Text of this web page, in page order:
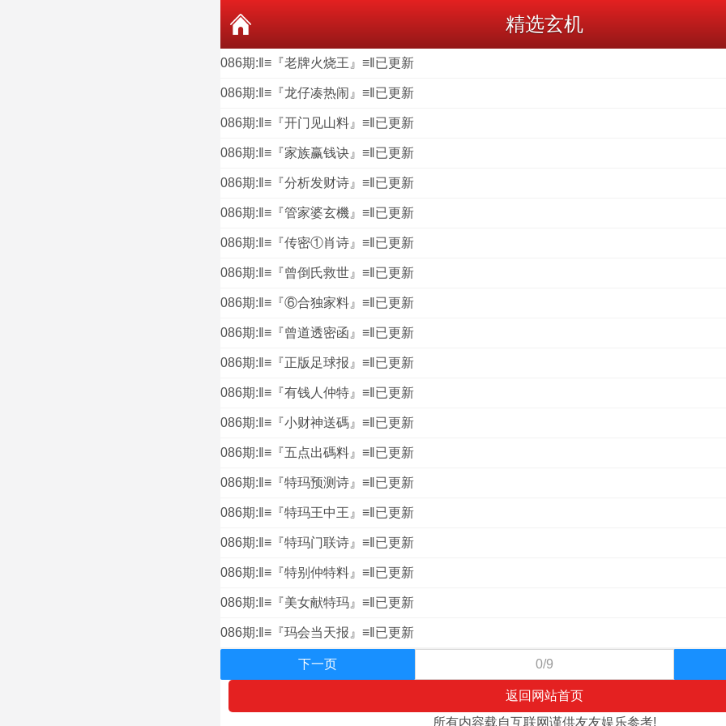
精选玄机
086期:‖≡『老牌火烧王』≡‖已更新
086期:‖≡『龙仔凑热闹』≡‖已更新
086期:‖≡『开门见山料』≡‖已更新
086期:‖≡『家族赢钱诀』≡‖已更新
086期:‖≡『分析发财诗』≡‖已更新
086期:‖≡『管家婆玄機』≡‖已更新
086期:‖≡『传密①肖诗』≡‖已更新
086期:‖≡『曾倒氏救世』≡‖已更新
086期:‖≡『⑥合独家料』≡‖已更新
086期:‖≡『曾道透密函』≡‖已更新
086期:‖≡『正版足球报』≡‖已更新
086期:‖≡『有钱人仲特』≡‖已更新
086期:‖≡『小财神送碼』≡‖已更新
086期:‖≡『五点出碼料』≡‖已更新
086期:‖≡『特玛预测诗』≡‖已更新
086期:‖≡『特玛王中王』≡‖已更新
086期:‖≡『特玛门联诗』≡‖已更新
086期:‖≡『特别仲特料』≡‖已更新
086期:‖≡『美女献特玛』≡‖已更新
086期:‖≡『玛会当天报』≡‖已更新
下一页 0/9
返回网站首页
所有内容载自互联网谨供友友娱乐参考!